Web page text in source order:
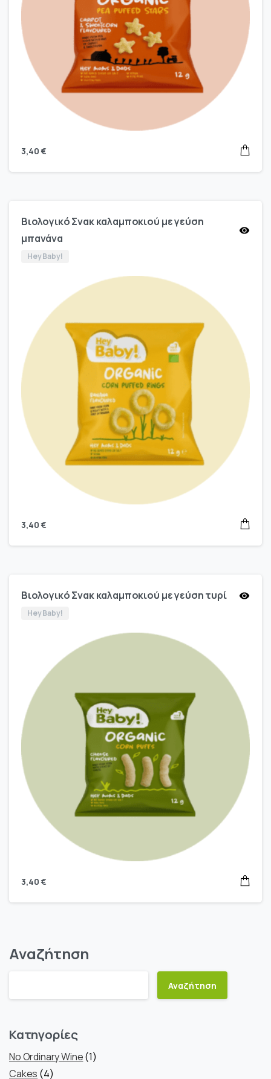
3,40 €
Βιολογικό Σνακ καλαμποκιού με γεύση
μπανάνα
Hey Baby!
3,40 €
Βιολογικό Σνακ καλαμποκιού με γεύση τυρί
Hey Baby!
3,40 €
Αναζήτηση
Αναζήτηση
Κατηγορίες
No Ordinary Wine 11
Cakes 44